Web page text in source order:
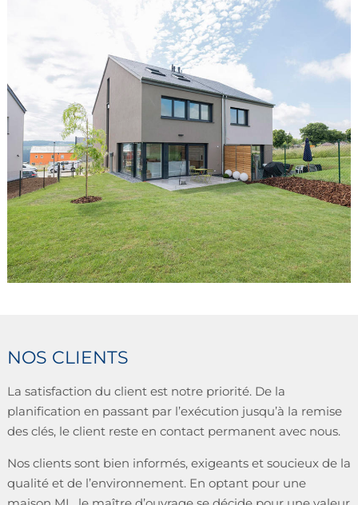
NOS CLIENTS
La satisfaction du client est notre priorité. De la
planification en passant par l’exécution jusqu’à la remise
des clés, le client reste en contact permanent avec nous.
Nos clients sont bien informés, exigeants et soucieux de la
qualité et de l’environnement. En optant pour une